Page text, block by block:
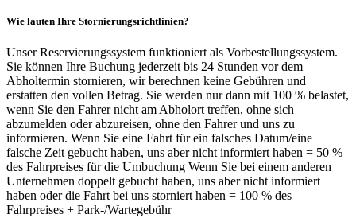
Wie lauten Ihre Stornierungsrichtlinien?
Unser Reservierungssystem funktioniert als Vorbestellungssystem.
Sie können Ihre Buchung jederzeit bis 24 Stunden vor dem
Abholtermin stornieren, wir berechnen keine Gebühren und
erstatten den vollen Betrag. Sie werden nur dann mit 100 % belastet,
wenn Sie den Fahrer nicht am Abholort treffen, ohne sich
abzumelden oder abzureisen, ohne den Fahrer und uns zu
informieren. Wenn Sie eine Fahrt für ein falsches Datum/eine
falsche Zeit gebucht haben, uns aber nicht informiert haben = 50 %
des Fahrpreises für die Umbuchung Wenn Sie bei einem anderen
Unternehmen doppelt gebucht haben, uns aber nicht informiert
haben oder die Fahrt bei uns storniert haben = 100 % des
Fahrpreises + Park-/Wartegebühr